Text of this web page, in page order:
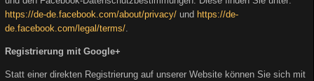
https://de-de.facebook.com/about/privacy/ und https://de-
de.facebook.com/legal/terms/.
Registrierung mit Google+
Statt einer direkten Registrierung auf unserer Website können Sie sich mit